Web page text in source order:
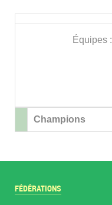
Équipes :
Champions
FÉDÉRATIONS